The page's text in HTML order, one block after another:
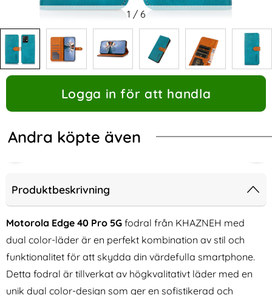
1 / 6
Logga in för att handla
Andra köpte även
Produktbeskrivning
Motorola Edge 40 Pro 5G fodral från KHAZNEH med
dual color-läder är en perfekt kombination av stil och
funktionalitet för att skydda din värdefulla smartphone.
Detta fodral är tillverkat av högkvalitativt läder med en
unik dual color-design som ger en sofistikerad och